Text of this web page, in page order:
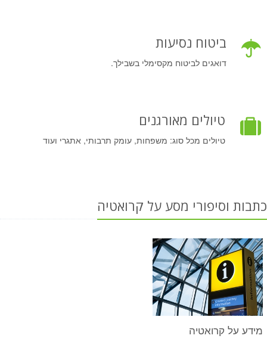
ביטוח נסיעות
דואגים לביטוח מקסימלי בשבילך.
טיולים מאורגנים
טיולים מכל סוג: משפחות, עומק תרבותי, אתגרי ועוד
כתבות וסיפורי מסע על קרואטיה
מידע על קרואטיה